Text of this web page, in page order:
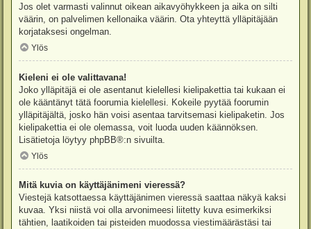
Jos olet varmasti valinnut oikean aikavyöhykkeen ja aika on silti
väärin, on palvelimen kellonaika väärin. Ota yhteyttä ylläpitäjään
korjataksesi ongelman.
Ylös
Kieleni ei ole valittavana!
Joko ylläpitäjä ei ole asentanut kielellesi kielipakettia tai kukaan ei
ole kääntänyt tätä foorumia kielellesi. Kokeile pyytää foorumin
ylläpitäjältä, josko hän voisi asentaa tarvitsemasi kielipaketin. Jos
kielipakettia ei ole olemassa, voit luoda uuden käännöksen.
Lisätietoja löytyy phpBB®:n sivuilta.
Ylös
Mitä kuvia on käyttäjänimeni vieressä?
Viestejä katsottaessa käyttäjänimen vieressä saattaa näkyä kaksi
kuvaa. Yksi niistä voi olla arvonimeesi liitetty kuva esimerkiksi
tähtien, laatikoiden tai pisteiden muodossa viestimäärästäsi tai